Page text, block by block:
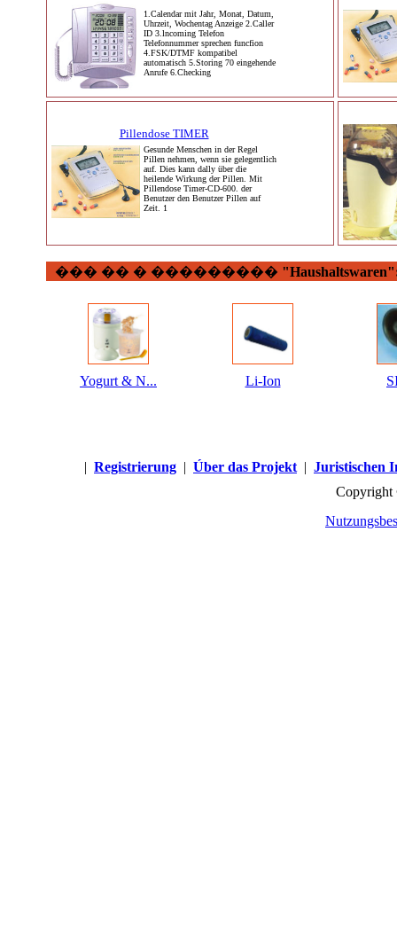
1.Calendar mit Jahr, Monat, Datum,
Uhrzeit, Wochentag Anzeige 2.Caller
ID 3.lncoming Telefon
Telefonnummer sprechen funcfion
4.FSK/DTMF kompatibel
automatisch 5.Storing 70 eingehende
Anrufe 6.Checking
Pillendose TIMER
Gesunde Menschen in der Regel
Pillen nehmen, wenn sie gelegentlich
auf. Dies kann dally über die
heilende Wirkung der Pillen. Mit
Pillendose Timer-CD-600. der
Benutzer den Benutzer Pillen auf
Zeit. 1
��� �� � ���������
Yogurt & N... Li-Ion
| Registrierung | Úber das Projekt | Juristischen
Copyright